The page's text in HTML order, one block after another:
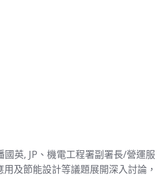
英, JP、機電工程署副署長/營運服
及節能設計等議題展開深入討論，